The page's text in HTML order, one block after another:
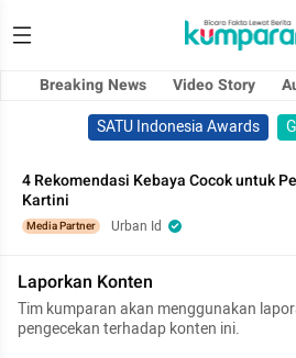
Breaking News Video Story
SATU Indonesia Awards
4 Rekomendasi Kebaya Cocok untuk
Kartini
Media Partner Urban Id
Laporkan Konten
Tim kumparan akan menggunakan
pengecekan terhadap konten ini.